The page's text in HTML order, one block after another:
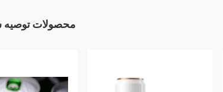
محصولات توصیه